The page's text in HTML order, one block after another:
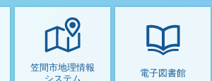
笠間市地理情報
システム
電子図書館